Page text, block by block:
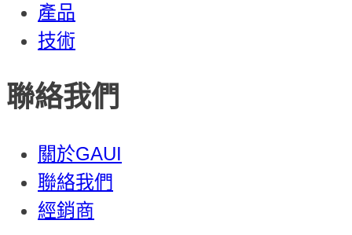
產品
技術
聯絡我們
關於GAUI
聯絡我們
經銷商